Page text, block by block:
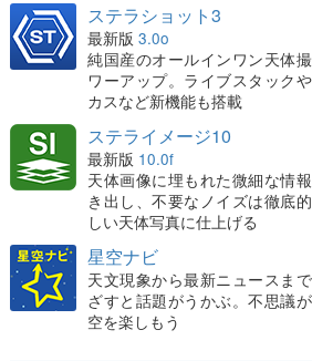
ステラショット3
最新版 3.0o
純国産のオールインワン天体
ワーアップ。ライブスタック
カスなど新機能も搭載
ステライメージ10
最新版 10.0f
天体画像に埋もれた微細な情
き出し、不要なノイズは徹底
しい天体写真に仕上げる
星空ナビ
天文現象から最新ニュースま
ざすと話題がうかぶ。不思議
空を楽しもう